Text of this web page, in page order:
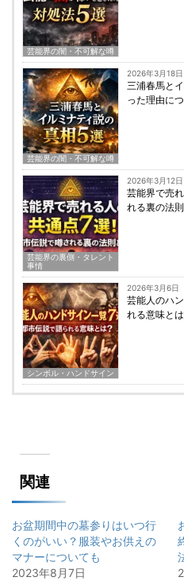
芸能界の闇・不可解な噂
芸能界の闇・不可解な噂
2026年3月18日
三浦春馬と
った理由に
芸能界の裏側・タレント
事情
2026年3月12日
芸能界で売
れる裏の法
シンボル・ハンドサイン
2026年3月6日
芸能人のハ
れる意味とは
関連
お盆期間中の墓参りはいつ行
くのがいい？服装やお供えの
マナーについても
2023年8月7日